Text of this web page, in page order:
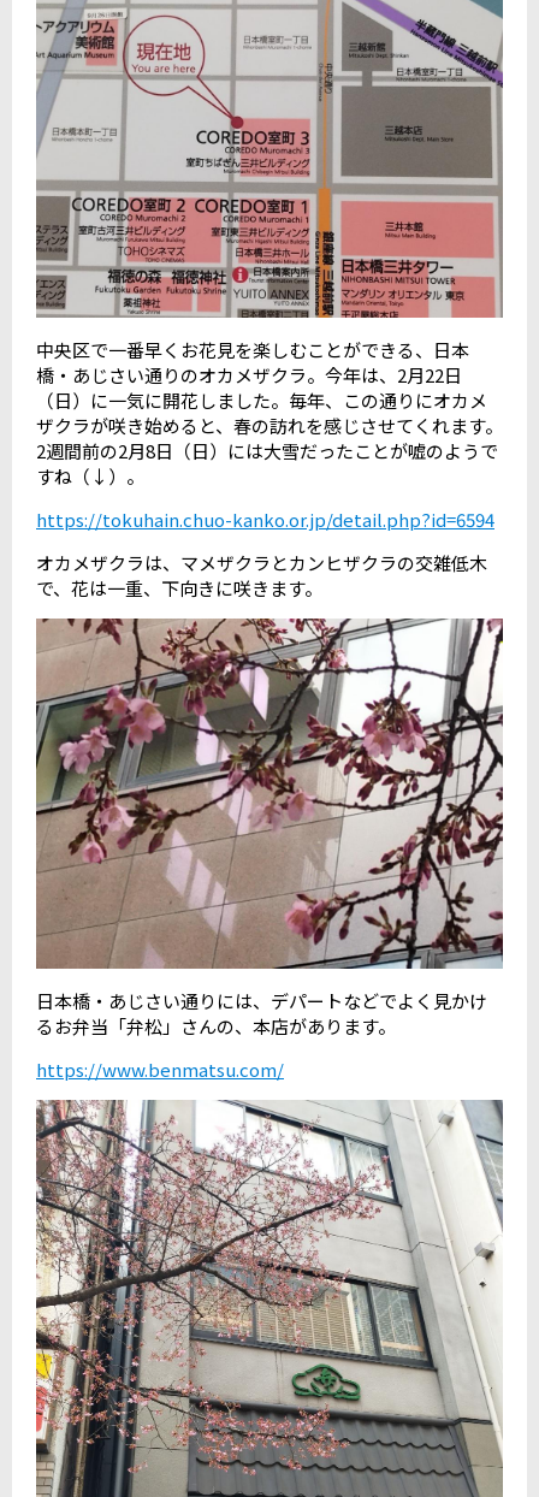
中央区で一番早くお花見を楽しむことができる、日本
橋・あじさい通りのオカメザクラ。今年は、 2月22日
（日）に一気に開花しました。毎年、この通りにオカメ
ザクラが咲き始めると、春の訪れを感じさせてくれます。
2週間前の2月8日（日）には大雪だったことが嘘のようで
すね（↓）。
https://tokuhain.chuo-kanko.or.jp/detail.php?id=6594
オカメザクラは、マメザクラとカンヒザクラの交雑低木
で、花は一重、下向きに咲きます。
日本橋・あじさい通りには、デパートなどでよく見かけ
るお弁当「弁松」さんの、本店があります。
https://www.benmatsu.com/